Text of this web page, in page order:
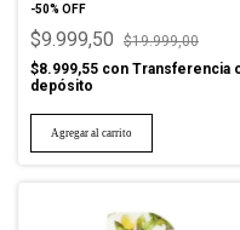
-50% OFF
$9.999,50
$19.999,00
$8.999,55 con Transferencia
depósito